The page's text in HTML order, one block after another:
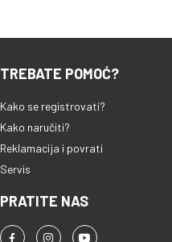
TREBATE POMOĆ?
Kako se registrovati?
Kako naručiti?
Reklamacija i povrati
Servis
PRATITE NAS